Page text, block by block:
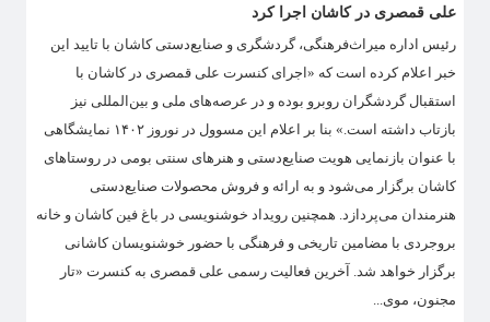
علی قمصری در کاشان اجرا کرد
رئیس اداره میراث‌فرهنگی، گردشگری و صنایع‌دستی کاشان با تایید این
خبر اعلام کرده است که «اجرای کنسرت علی قمصری در کاشان با
استقبال گردشگران روبرو بوده و در عرصه‌های ملی و بین‌المللی نیز
بازتاب داشته است.» بنا بر اعلام این مسوول در نوروز ۱۴۰۲ نمایشگاهی
با عنوان بازنمایی هویت صنایع‌دستی و هنرهای سنتی بومی در روستاهای
کاشان برگزار می‌شود و به ارائه و فروش محصولات صنایع‌دستی
هنرمندان می‌پردازد. همچنین رویداد خوشنویسی در باغ فین کاشان و خانه
بروجردی با مضامین تاریخی و فرهنگی با حضور خوشنویسان کاشانی
برگزار خواهد شد. آخرین فعالیت رسمی علی قمصری به کنسرت «تار
مجنون، موی...